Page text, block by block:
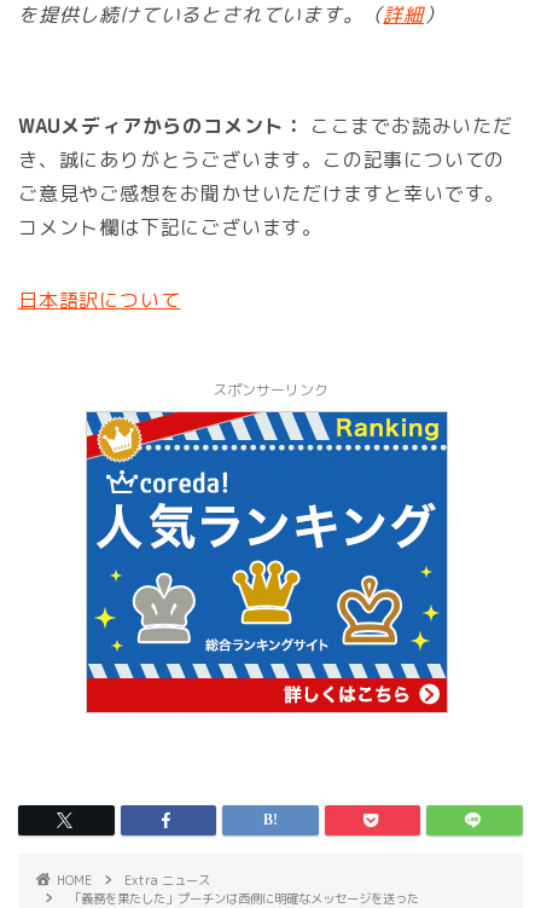
を提供し続けているとされています。（詳細）
WAUメディアからのコメント：
ここまでお読みいただ
き、誠にありがとうございます。この記事についての
ご意見やご感想をお聞かせいただけますと幸いです。
コメント欄は下記にございます。
日本語訳について
スポンサーリンク
HOME
Extra ニュース
「義務を果たした」プーチンは西側に明確なメッセージを送った